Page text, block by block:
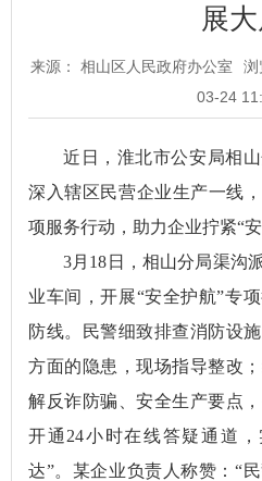
展
来源： 相山区人民政府办公室 浏
03-24
近日，淮北市公安局相
深入辖区民营企业生产一线
项服务行动，助力企业拧紧“安
3月18日，相山分局渠沟
业车间，开展“安全护航”专
防线。民警细致排查消防设
方面的隐患，现场指导整改
解反诈防骗、安全生产要点
开通24小时在线答疑通道
达”。某企业负责人称赞：“